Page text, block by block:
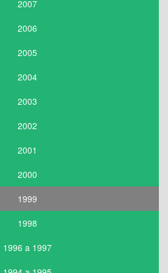
2007
2006
2005
2004
2003
2002
2001
2000
1999
1998
1996 a 1997